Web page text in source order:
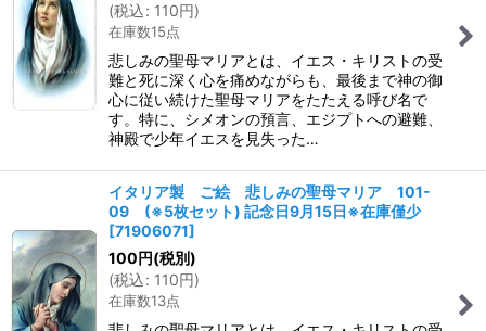
(税込: 110円)
在庫数15点
悲しみの聖母マリアとは、イエス・キリストの受
難と死に深く心を痛めながらも、最後まで神の御
心に従い続けた聖母マリアをたたえる呼び名で
す。特に、シメオンの預言、エジプトへの避難、
神殿で少年イエスを見失った…
イタリア製 ご絵 悲しみの聖母マリア 101-
09 (※5枚セット) 記念日9月15日※在庫僅少
[71906071]
100 円(税別)
(税込: 110円)
在庫数13点